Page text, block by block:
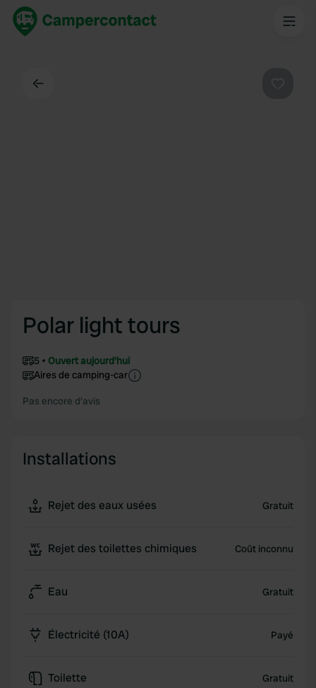
Polar light tours
5
Ouvert aujourd'hui
Aires de camping-car
Pas encore d'avis
Installations
Rejet des eaux usées Gratuit
Rejet des toilettes chimiques Coût inconnu
Eau Gratuit
Électricité (10A) Payé
Toilette Gratuit